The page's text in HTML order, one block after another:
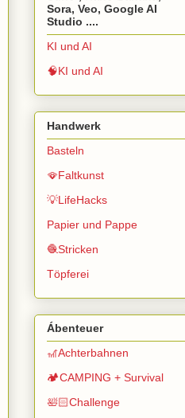
Sora, Veo, Google AI
Studio ....
KI und AI
🧠KI und AI
Handwerk
Basteln
🪭Faltkunst
💡LifeHacks
Papier und Pappe
🧶Stricken
Töpferei
Ábenteuer
🎢Achterbahnen
🏕️CAMPING + Survival
🛀🏻Challenge